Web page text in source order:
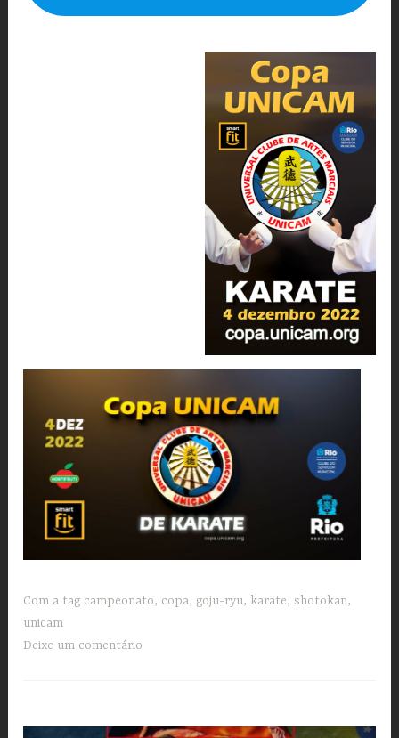
Com a tag campeonato, copa, goju-ryu, karate,shotokan,
unicam
Deixe um comentário